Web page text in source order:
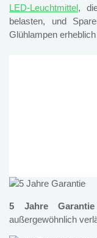
LED-Leuchtmittel,
belasten, und
Glühlampen
5 Jahre Garantie
außergewöhnlich